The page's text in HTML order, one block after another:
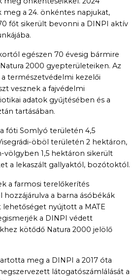
a 24. önkéntes napjukat,
főt sikerült bevonni a DINPI aktív
egészen 70 évesig bármire
2000 gyepterületeiken. Az
természetvédelmi kezelői
vesznek a fajvédelmi
adatok gyűjtésében és a
tartásában.
fóti Somlyó területén 4,5
öböl területén 2 hektáron,
völgyben 1,5 hektáron sikerült
a lekaszált gallyaktól, bozótoktól.
a farmosi terelőkerítés
a barna ásóbékák
nyújtott a MATE
a DINPI védett
kötődő Natura 2000 jelölő
meg a DINPI a 2017 óta
látogatószámlálását a